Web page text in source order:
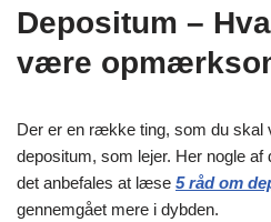
Depositum –
være
Der er en række ting, som du
depositum, som lejer. Her nogle
det anbefales at læse 5 råd om
gennemgået mere i dybden.